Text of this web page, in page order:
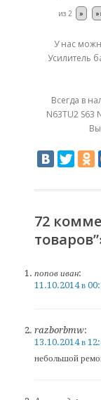
из 2 »
У нас
Усилитель
Всегда в
N63TU2 S63
72
попов иван:
11.10.2014 в
razborbmw:
13.10.2014 в
небольшой